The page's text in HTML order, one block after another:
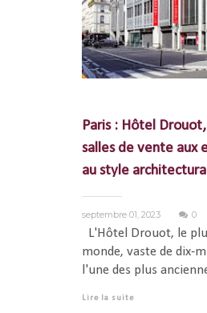
Paris : Hôtel
salles de vente aux
au style
septembre 01, 2023 0
L'Hôtel Drouot, le
monde, vaste de dix-
l'une des plus
Lire la suite